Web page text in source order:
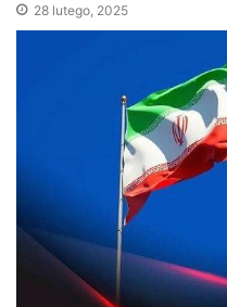
28 lutego, 2025